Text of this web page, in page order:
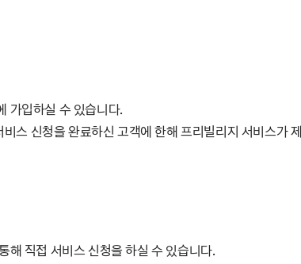
가입하실 수 있습니다.
스 신청을 완료하신 고객에 한해 프리빌리지 서비스가
해 직접 서비스 신청을 하실 수 있습니다.